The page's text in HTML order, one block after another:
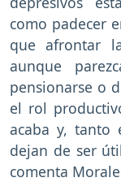
como padecer
que afrontar
aunque
pensionarse o
el rol
acaba y, tanto
dejan de ser
comenta